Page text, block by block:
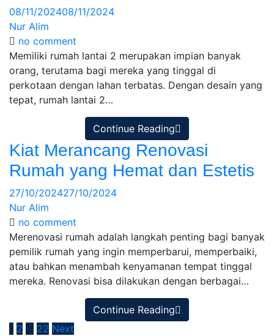
08/11/202408/11/2024
Nur Alim
no comment
Memiliki rumah lantai 2 merupakan impian banyak
orang, terutama bagi mereka yang tinggal di
perkotaan dengan lahan terbatas. Dengan desain yang
tepat, rumah lantai 2…
Continue Reading
Kiat Merancang Renovasi
Rumah yang Hemat dan Estetis
27/10/202427/10/2024
Nur Alim
no comment
Merenovasi rumah adalah langkah penting bagi banyak
pemilik rumah yang ingin memperbarui, memperbaiki,
atau bahkan menambah kenyamanan tempat tinggal
mereka. Renovasi bisa dilakukan dengan berbagai…
Continue Reading
2 … 22 Next